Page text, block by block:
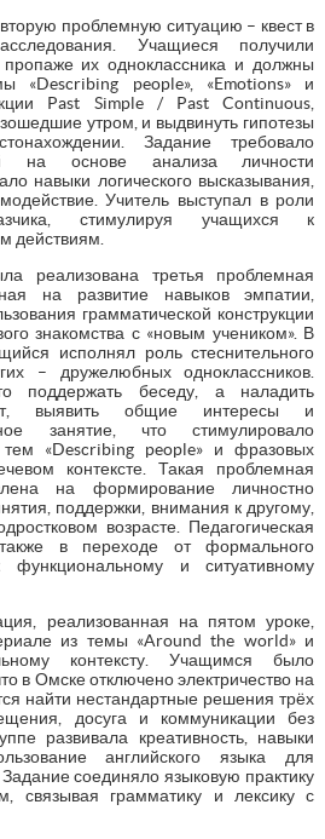
проблемную ситуацию – квест в
Учащиеся получили
их одноклассника и должны
«Describing people», «Emotions» и
Past Simple / Past Continuous,
утром, и выдвинуть гипотезы
Задание требовало
на основе анализа личности
навыки логического высказывания,
Учитель выступал в роли
стимулируя учащихся к
действиям.
реализована третья проблемная
на развитие навыков эмпатии,
грамматической конструкции
знакомства с «новым учеником». В
исполнял роль стеснительного
– дружелюбных одноклассников.
поддержать беседу, а наладить
выявить общие интересы и
занятие, что стимулировало
«Describing people» и фразовых
контексте. Такая проблемная
на формирование личностно
поддержки, внимания к другому,
возрасте. Педагогическая
в переходе от формального
функциональному и ситуативному
реализованная на пятом уроке,
из темы «Around the world» и
контексту. Учащимся было
в Омске отключено электричество на
найти нестандартные решения трёх
досуга и коммуникации без
развивала креативность, навыки
английского языка для
соединяло языковую практику
связывая грамматику и лексику с